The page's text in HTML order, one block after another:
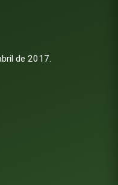
de 2017.